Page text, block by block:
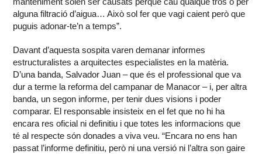
alguna filtració d’aigua… Això sol fer que vagi caient però que
puguis adonar-te’n a temps”.
Davant d’aquesta sospita varen demanar informes
estructuralistes a arquitectes especialistes en la matèria.
D’una banda, Salvador Juan – que és el professional que va
dur a terme la reforma del campanar de Manacor – i, per altra
banda, un segon informe, per tenir dues visions i poder
comparar. El responsable insisteix en el fet que no hi ha
encara res oficial ni definitiu i que totes les informacions que
té al respecte són donades a viva veu. “Encara no ens han
passat l’informe definitiu, però ni una versió ni l’altra son gaire